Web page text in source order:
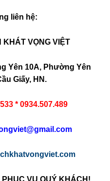
liên hệ:
KHÁT VỌNG VIỆT
Yên 10A, Phường Yên
Giấy, HN.
* 0934.507.489